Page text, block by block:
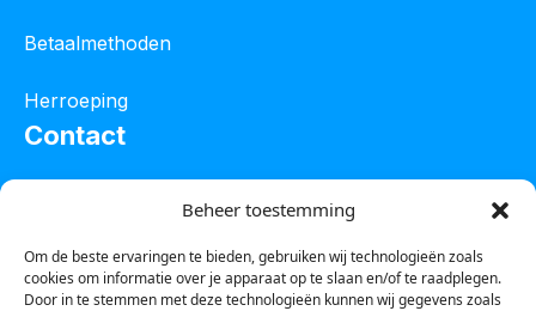
Beheer toestemming
Om de beste ervaringen te bieden, gebruiken wij technologieën zoals
cookies om informatie over je apparaat op te slaan en/of te raadplegen.
Door in te stemmen met deze technologieën kunnen wij gegevens zoals
Betaalmethoden
Herroeping
Contact
Tel :0850601800